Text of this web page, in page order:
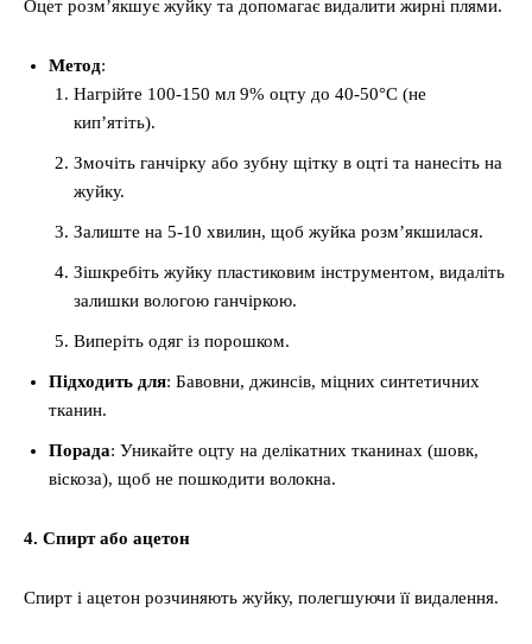
Оцет розм’якшує жуйку та допомагає видалити жирні плями.
Метод:
Нагрійте 100-150 мл 9% оцту до 40-50°C (не
кип’ятіть).
Змочіть ганчірку або зубну щітку в оцті та нанесіть на
жуйку.
Залиште на 5-10 хвилин, щоб жуйка розм’якшилася.
Зішкребіть жуйку пластиковим інструментом, видаліть
залишки вологою ганчіркою.
Виперіть одяг із порошком.
Підходить для: Бавовни, джинсів, міцних синтетичних
тканин.
Порада: Уникайте оцту на делікатних тканинах (шовк,
віскоза), щоб не пошкодити волокна.
4. Спирт або ацетон
Спирт і ацетон розчиняють жуйку, полегшуючи її видалення.